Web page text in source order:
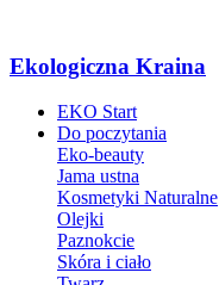
Ekologiczna Kraina
EKO Start
Do poczytania
Eko-beauty
Jama ustna
Kosmetyki Naturalne
Olejki
Paznokcie
Skóra i ciało